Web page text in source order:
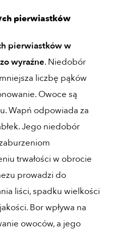
pierwiastków
pierwiastków w
wyraźne. Niedobór
liczbę pąków
Owoce są
Wapń odpowiada za
Jego niedobór
trwałości w obrocie
prowadzi do
liści, spadku wielkości
Bor wpływa na
owoców, a jego